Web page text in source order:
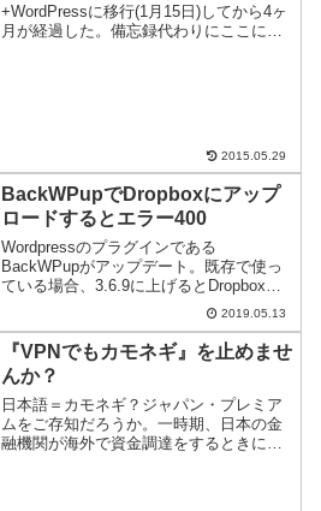
+WordPressに移行(1月15日)してから4ヶ
月が経過した。備忘録代わりにここに状
2015.05.29
BackWPupでDropboxにアップ
ロードするとエラー400
Wordpressのプラグインである
BackWPupがアップデート。既存で使っ
ている場合、3.6.9に上げるとDropboxへ
のアップロードでエラー(400)が起きる。
2019.05.13
『VPNでもカモネギ』を止めませ
んか？
日本語＝カモネギ？ジャパン・プレミア
ムをご存知だろうか。一時期、日本の金
融機関が海外で資金調達をするときに上